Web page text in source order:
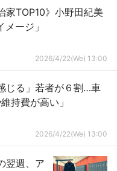
家TOP10》小野田紀美
ージ」
2026/4/22(We) 13:00
じる」若者が６割…車
持費が高い」
2026/4/22(We) 13:00
翌週、ア